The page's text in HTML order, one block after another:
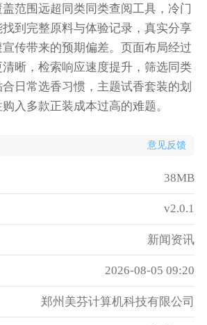
范围远超同类同类查阅工具，冷门
到完整原料与体验记录，真实分享
传带来的预期偏差。页面布局经过
晰，检索响应速度提升，筛选同类
日常选香习惯，主题试香套装的划
入多款正装成本过高的难题。
意见反馈
38MB
v2.0.1
新闻资讯
2026-08-05 09:20
郑州美芬计算机科技有限公司